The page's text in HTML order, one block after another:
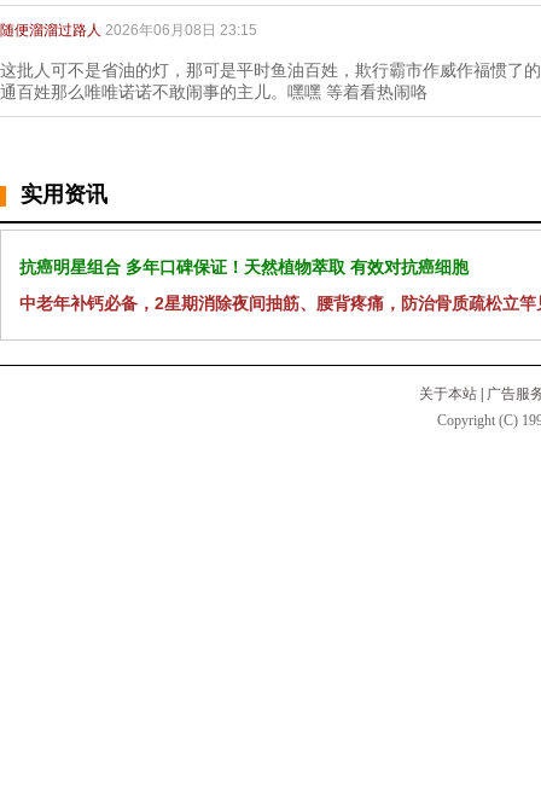
随便溜溜过路人 2026年06月08日 23:15
这批人可不是省油的灯，那可是平时鱼油百姓，欺行霸市作威作福惯了
通百姓那么唯唯诺诺不敢闹事的主儿。嘿嘿 等着看热闹咯
实用资讯
抗癌明星组合 多年口碑保证！天然植物萃取 有效对抗癌细胞
中老年补钙必备，2星期消除夜间抽筋、腰背疼痛，防治骨质疏松立竿
关于本站
广告服
Copyright (C)